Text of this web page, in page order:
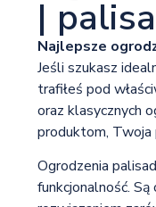
|
Najlepsze
Jeśli szukasz
trafiłeś pod
oraz klasycznych
produktom, Twoja
Ogrodzenia
funkcjonalność.